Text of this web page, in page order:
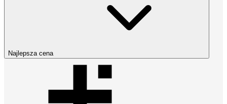
Najlepsza cena